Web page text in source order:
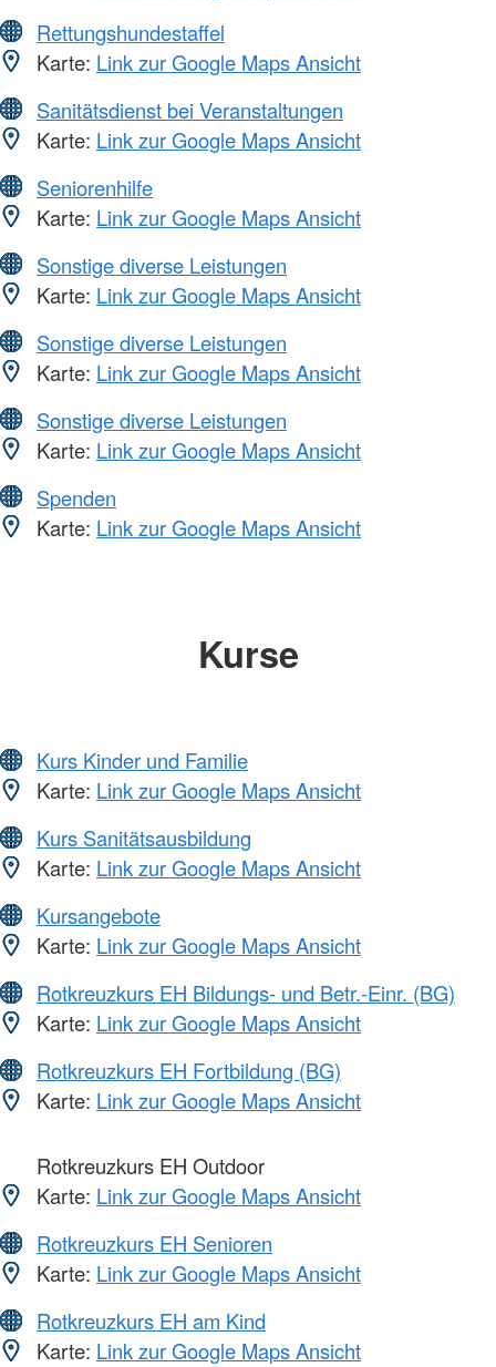
Rettungshundestaffel
Karte: Link zur Google Maps Ansicht
Sanitätsdienst bei Veranstaltungen
Karte: Link zur Google Maps Ansicht
Seniorenhilfe
Karte: Link zur Google Maps Ansicht
Sonstige diverse Leistungen
Karte: Link zur Google Maps Ansicht
Sonstige diverse Leistungen
Karte: Link zur Google Maps Ansicht
Sonstige diverse Leistungen
Karte: Link zur Google Maps Ansicht
Spenden
Karte: Link zur Google Maps Ansicht
Kurse
Kurs Kinder und Familie
Karte: Link zur Google Maps Ansicht
Kurs Sanitätsausbildung
Karte: Link zur Google Maps Ansicht
Kursangebote
Karte: Link zur Google Maps Ansicht
Rotkreuzkurs EH Bildungs- und Betr.-Einr. (BG)
Karte: Link zur Google Maps Ansicht
Rotkreuzkurs EH Fortbildung (BG)
Karte: Link zur Google Maps Ansicht
Rotkreuzkurs EH Outdoor
Karte: Link zur Google Maps Ansicht
Rotkreuzkurs EH Senioren
Karte: Link zur Google Maps Ansicht
Rotkreuzkurs EH am Kind
Karte: Link zur Google Maps Ansicht